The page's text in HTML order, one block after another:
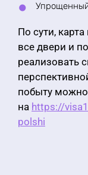
По сути,
все двери и
реализовать
побыту
на https://
polshi